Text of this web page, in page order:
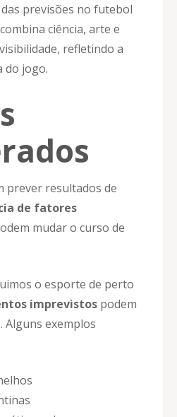
das previsões no futebol
ciência, arte e
refletindo a
do jogo.
prever resultados de
de fatores
mudar o curso de
o esporte de perto
imprevistos podem
exemplos